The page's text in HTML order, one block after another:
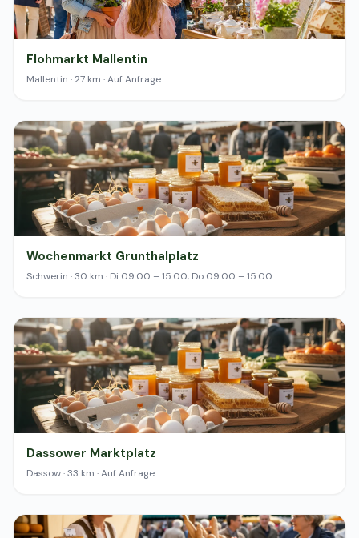
Flohmarkt Mallentin
Mallentin · 27 km · Auf Anfrage
Wochenmarkt Grunthalplatz
Schwerin · 30 km · Di 09:00 – 15:00, Do 09:00 – 15:00
Dassower Marktplatz
Dassow · 33 km · Auf Anfrage